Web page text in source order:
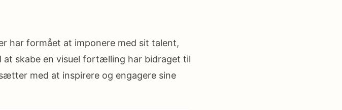
har formået at imponere med sit talent,
skabe en visuel fortælling har bidraget til
med at inspirere og engagere sine